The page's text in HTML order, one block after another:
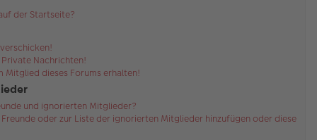
der Startseite?
Nachrichten!
Mitglied dieses Forums erhalten!
und ignorierten Mitglieder?
oder zur Liste der ignorierten Mitglieder hinzufügen oder diese